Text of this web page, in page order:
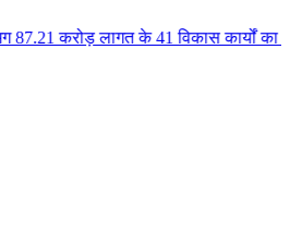
कार्यों का किया लोकार्पण एवं